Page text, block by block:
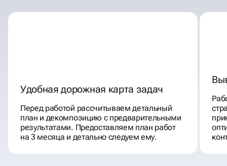
Удобная дорожная карта задач
Перед работой рассчитываем детальный
план и декомпозицию с предварительными
результатами. Предоставляем план работ
на 3 месяца и детально следуем ему.